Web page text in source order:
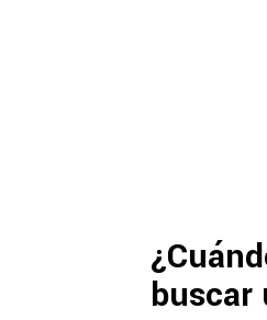
buscar